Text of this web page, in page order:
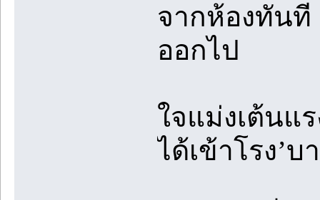
จากห้องทัน
ออกไป
ใจแม่งเต้นแ
ได้เข้าโรง’บ